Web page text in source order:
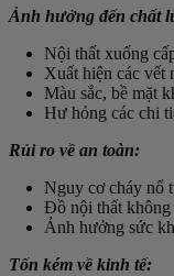
Ảnh hưởng đến chất
Nội thất xuống
Xuất hiện các vết
Màu sắc, bề mặt
Hư hỏng các chi
Rủi ro về an toàn:
Nguy cơ cháy nổ
Đồ nội thất không
Ảnh hưởng sức
Tốn kém về kinh tế: